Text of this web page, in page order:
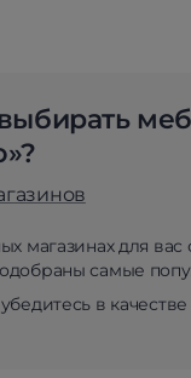
магазинах для
самые
в